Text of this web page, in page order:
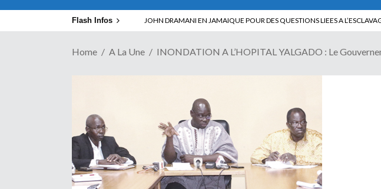
Flash Infos JOHN DRAMANI EN JAMAIQUE POUR DES QUESTIONS LIEES A
Home A La Une INONDATION A L’HOPITAL YALGADO : Le